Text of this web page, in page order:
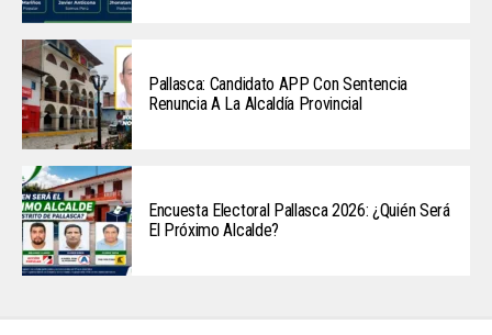
Pallasca: Candidato APP Con Sentencia
Renuncia A La Alcaldía Provincial
Encuesta Electoral Pallasca 2026: ¿Quién Será
El Próximo Alcalde?